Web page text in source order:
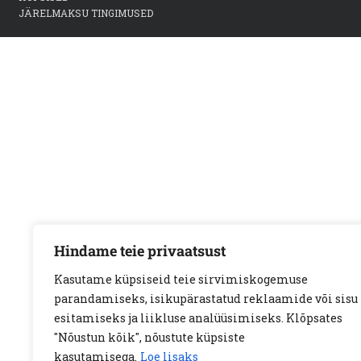
Hindame teie privaatsust
Kasutame küpsiseid teie sirvimiskogemuse
parandamiseks, isikupärastatud reklaamide või sisu
esitamiseks ja liikluse analüüsimiseks. Klõpsates
"Nõustun kõik", nõustute küpsiste
kasutamisega. Loe lisaks
JÄRELMAKSU TINGIMUSED